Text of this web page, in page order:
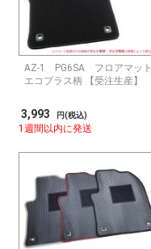
AZ-1 PG6SA フロアマット
エコプラス柄 【受注生産】
3,993 円(税込)
1週間以内に発送